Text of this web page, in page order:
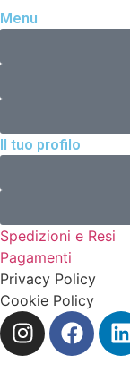
Menu
Il tuo profilo
Spedizioni e Resi
Pagamenti
Privacy Policy
Cookie Policy